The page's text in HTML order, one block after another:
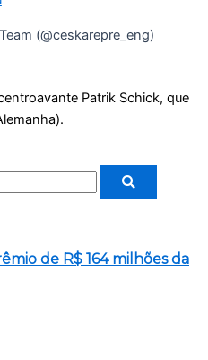
(@ceskarepre_eng)
Patrik Schick, que
de R$ 164 milhões da